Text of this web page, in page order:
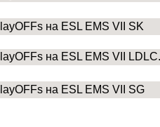
SK
SG